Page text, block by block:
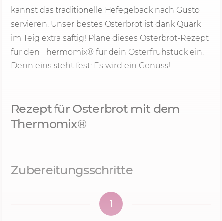
kannst das traditionelle Hefegebäck nach Gusto
servieren. Unser bestes Osterbrot ist dank Quark
im Teig extra saftig! Plane dieses Osterbrot-Rezept
für den Thermomix® für dein Osterfrühstück ein.
Denn eins steht fest: Es wird ein Genuss!
Rezept für Osterbrot mit dem
Thermomix®
Zubereitungsschritte
1